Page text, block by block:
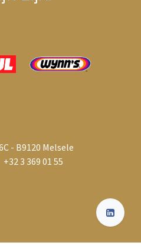
- B9120 Melsele
+32 3 369 01 55